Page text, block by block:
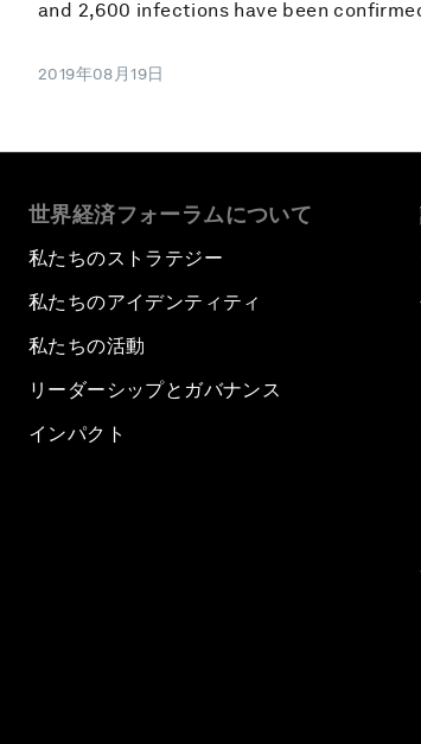
and 2,600 infections have been
2019年08月19日
世界経済フォーラムについて
私たちのストラテジー
私たちのアイデンティティ
私たちの活動
リーダーシップとガバナンス
インパクト